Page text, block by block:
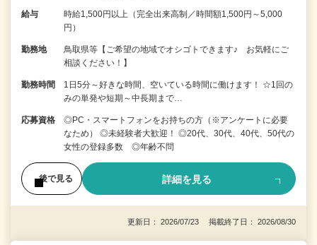
給与
時給1,500円以上（完全出来高制／時間額1,500円～5,000
円）
勤務地
鳥取県等【ご希望の地域でオシゴトできます♪ お気軽にご
相談ください！】
勤務時間
1日5分～好きな時間、空いている時間に働けます！ ☆1回の
みの単発や短期～中長期まで…
応募資格
◎PC・スマートフォンをお持ちの方（※アンケートに必要
なため） ◎未経験者大歓迎！ ◎20代、30代、40代、50代の
女性の登録多数 ◎年齢不問
後で見る 詳細を見る
更新日： 2026/07/23 掲載終了日： 2026/08/30